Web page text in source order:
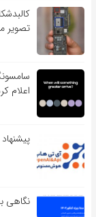
تصویر
اعلام
پیشنهاد
نگاهی